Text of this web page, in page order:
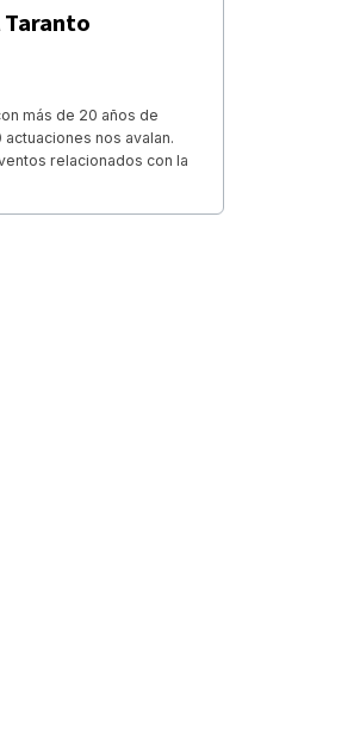
más de 20 años de
nos avalan.
relacionados con la